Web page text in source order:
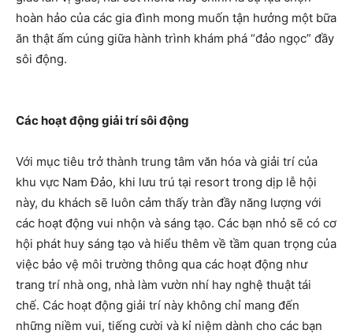
hoàn hảo của các gia đình mong muốn tận hưởng một bữa
ăn thật ấm cúng giữa hành trình khám phá “đảo ngọc” đầy
sôi động.
Các hoạt động giải trí sôi động
Với mục tiêu trở thành trung tâm văn hóa và giải trí của
khu vực Nam Đảo, khi lưu trú tại resort trong dịp lễ hội
này, du khách sẽ luôn cảm thấy tràn đầy năng lượng với
các hoạt động vui nhộn và sáng tạo. Các bạn nhỏ sẽ có cơ
hội phát huy sáng tạo và hiểu thêm về tầm quan trọng của
việc bảo vệ môi trường thông qua các hoạt động như
trang trí nhà ong, nhà làm vườn nhí hay nghệ thuật tái
chế. Các hoạt động giải trí này không chỉ mang đến
những niềm vui, tiếng cười và kỉ niệm dành cho các bạn